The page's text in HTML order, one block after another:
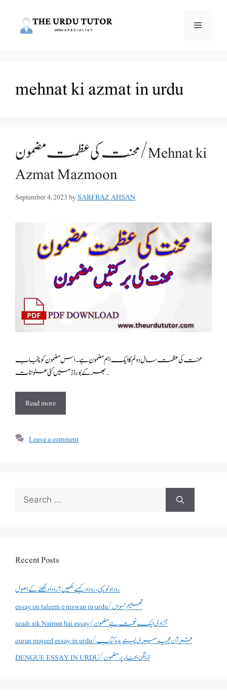
Menu
mehnat ki azmat in urdu
محنت کی عظمت مضمون /Mehnat ki
Azmat Mazmoon
September 4, 2023bySARFRAZ AHSAN
محنت کی عظمت سال دوئم کا ایک اہم مضمون ہے ۔اس مضمون کو پنجاب
بھر کے بورڈز میں کئی عنوانات …
Read more
Leave a comment
Search
for:
Recent Posts
روداد نویسی ،روداد کیسے لکھیں؟ روداد لکھنے کے اصول
essay on taleem e niswan in urdu/تعلیم نسواں
azadi aik Naimat hai essay/آزادی ایک نعمت ہے مضمون
quran majeed essay in urdu/قرآن مجید میری پسندیدہ کتاب
DENGUE ESSAY IN URDU/ڈینگی بخار پر مضمون